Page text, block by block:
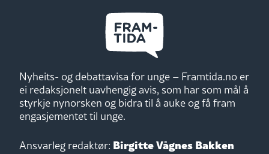
Nyheits- og debattavisa for unge – Framtida.no er
ei redaksjonelt uavhengig avis, som har som mål å
styrkje nynorsken og bidra til å auke og få fram
engasjementet til unge.
Ansvarleg redaktør: Birgitte Vågnes Bakken